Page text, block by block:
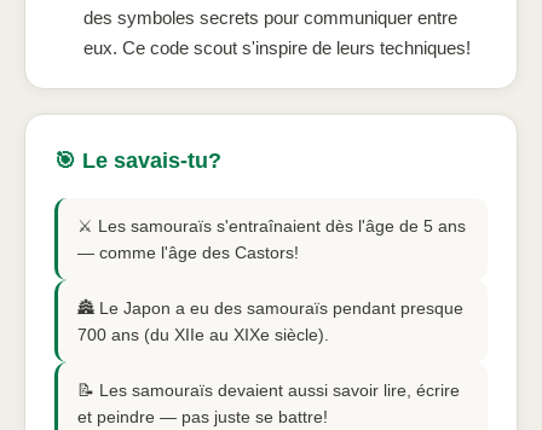
des symboles secrets pour communiquer entre
eux. Ce code scout s'inspire de leurs techniques!
🎯 Le savais-tu?
⚔️ Les samouraïs s'entraînaient dès l'âge de 5 ans
— comme l'âge des Castors!
🏯 Le Japon a eu des samouraïs pendant presque
700 ans (du XIIe au XIXe siècle).
📝 Les samouraïs devaient aussi savoir lire, écrire
et peindre — pas juste se battre!